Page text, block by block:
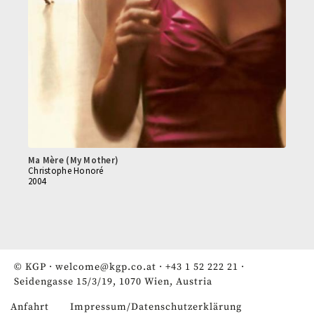
Ma Mère (My Mother)
Christophe Honoré
2004
© KGP · welcome@kgp.co.at · +43 1 52 222 21 ·
Seidengasse 15/3/19, 1070 Wien, Austria
Anfahrt Impressum/Datenschutzerklärung